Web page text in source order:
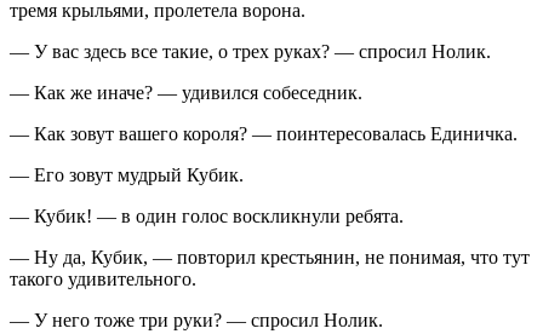
тремя крыльями, пролетела ворона.
— У вас здесь все такие, о трех руках? — спросил Нолик.
— Как же иначе? — удивился собеседник.
— Как зовут вашего короля? — поинтересовалась Единичка.
— Его зовут мудрый Кубик.
— Кубик! — в один голос воскликнули ребята.
— Ну да, Кубик, — повторил крестьянин, не понимая, что тут
такого удивительного.
— У него тоже три руки? — спросил Нолик.